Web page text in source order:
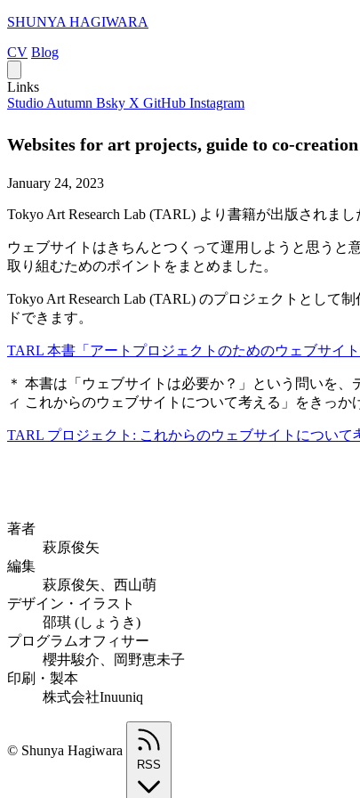
SHUNYA HAGIWARA
CV Blog
Links
Studio Autumn Bsky X GitHub Instagram
Websites for art projects, guide to co-creation
January 24, 2023
Tokyo Art Research Lab (TARL) より書籍が出版されま
ウェブサイトはきちんとつくって運用しようと思うと
取り組むためのポイントをまとめました。
Tokyo Art Research Lab (TARL) のプロジェクトとし
ドできます。
TARL 本書「アートプロジェクトのためのウェブサイ
＊ 本書は「ウェブサイトは必要か？」という問いを
ィ これからのウェブサイトについて考える」をきっ
TARL プロジェクト: これからのウェブサイトについて
著者
萩原俊矢
編集
萩原俊矢、西山萌
デザイン・イラスト
邵琪 (しょうき)
プログラムオフィサー
櫻井駿介、岡野恵未子
印刷・製本
株式会社Inuuniq
© Shunya Hagiwara